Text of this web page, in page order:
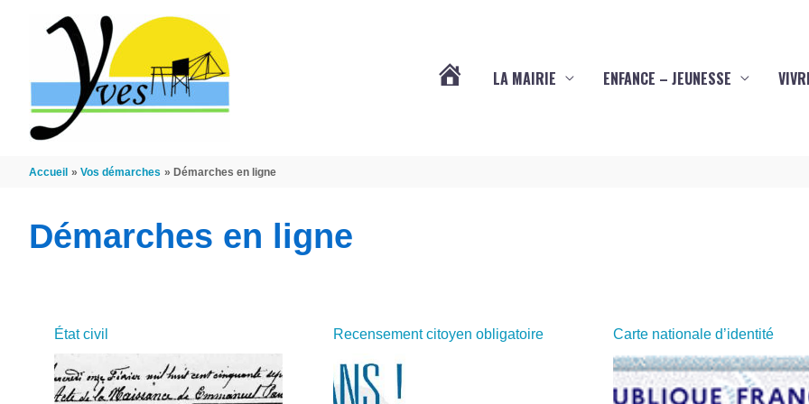
(17340)
LA MAIRIE ENFANCE – JEUNESSE
Accueil Vos démarches Démarches en ligne
Démarches en ligne
État civil Recensement citoyen obligatoire Carte nationale d’identité